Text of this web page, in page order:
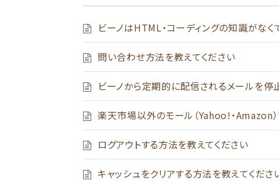
ビーノはHTML・コーディングの知識がなく
問い合わせ方法を教えてください
ビーノから定期的に配信されるメールを停
楽天市場以外のモール（Yahoo!・Amazon
ログアウトする方法を教えてください
キャッシュをクリアする方法を教えてくださ